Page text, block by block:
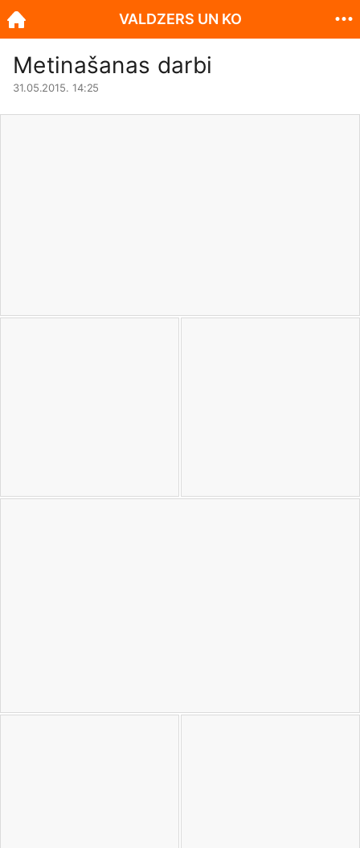
Metinašanas darbi
31.05.2015. 14:25
VALDZERS UN KO